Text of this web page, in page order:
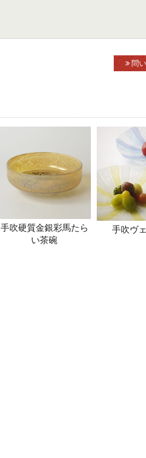
問
手吹硬質金銀彩馬たら
い茶碗
手吹ヴ